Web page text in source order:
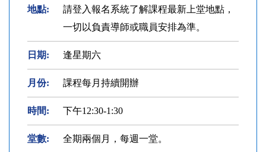
地點:
請登入報名系統了解課程最新上堂地點，
一切以負責導師或職員安排為準。
日期: 逢星期六
月份: 課程每月持續開辦
時間: 下午12:30-1:30
堂數: 全期兩個月，每週一堂。